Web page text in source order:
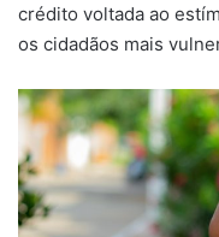
crédito voltada ao
os cidadãos mais